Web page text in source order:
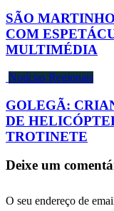
SÃO
COM
MULTIMÉDIA
Notícias Regionais
GOLEGÃ:
DE
TROTINETE
Deixe um
O seu endereço de